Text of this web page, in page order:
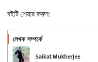
বইটি শেয়ার করুন:
লেখক সম্পর্কে
Saikat Mukherjee